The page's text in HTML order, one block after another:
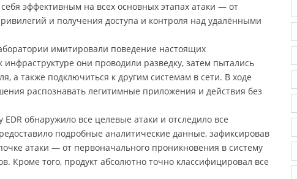
эффективным на всех основных этапах атаки — от
и получения доступа и контроля над удалёнными
имитировали поведение настоящих
они проводили разведку, затем пытались
а также подключиться к другим системам в сети. В ходе
распознавать легитимные приложения и действия без
обнаружило все целевые атаки и отследило все
подробные аналитические данные, зафиксировав
атаки — от первоначального проникновения в систему
Кроме того, продукт абсолютно точно классифицировал все